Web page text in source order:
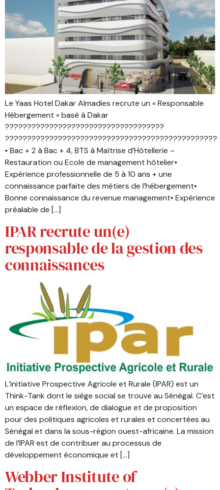
Le Yaas Hotel Dakar Almadies recrute un « Responsable
Hébergement » basé à Dakar
????????????????????????????????????
????????????????????????????????????????????????
• Bac + 2 à Bac + 4, BTS à Maîtrise d’Hôtellerie –
Restauration ou Ecole de management hôtelier•
Expérience professionnelle de 5 à 10 ans + une
connaissance parfaite des métiers de l’hébergement•
Bonne connaissance du revenue management• Expérience
préalable de […]
IPAR recrute un(e)
responsable de la gestion des
connaissances
L’initiative Prospective Agricole et Rurale (IPAR) est un
Think-Tank dont le siège social se trouve au Sénégal. C’est
un espace de réflexion, de dialogue et de proposition
pour des politiques agricoles et rurales et concertées au
Sénégal et dans la sous-région ouest-africaine. La mission
de l’IPAR est de contribuer au processus de
développement économique et […]
Webber Institute of